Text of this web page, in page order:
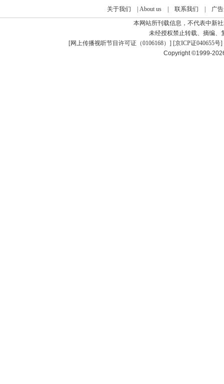
关于我们 About us| 联系我们
广
本网站所刊载信息，不代表中新
未经授权禁止转载、摘编、
[网上传播视听节目许可证（0106168） ] [京ICP证040655号]
Copyright ©1999-